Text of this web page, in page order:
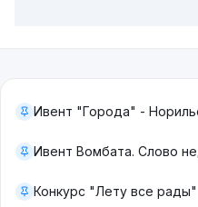
Ивент "Города" -
Ивент Вомбата. Слово
Конкурс "Лету все рады"